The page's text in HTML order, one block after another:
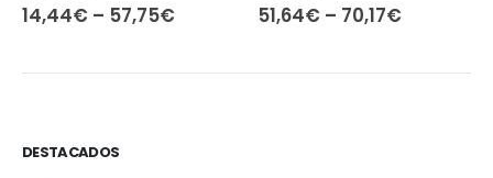
0 out of 5
14,44€ – 57,75€ 0out of 5
51,64€ – 70,17€
DESTACADOS